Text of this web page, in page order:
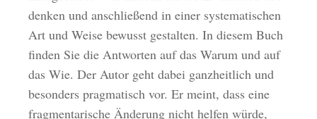
denken und anschließend in einer systematischen
Art und Weise bewusst gestalten. In diesem Buch
finden Sie die Antworten auf das Warum und auf
das Wie. Der Autor geht dabei ganzheitlich und
besonders pragmatisch vor. Er meint, dass eine
fragmentarische Änderung nicht helfen würde,